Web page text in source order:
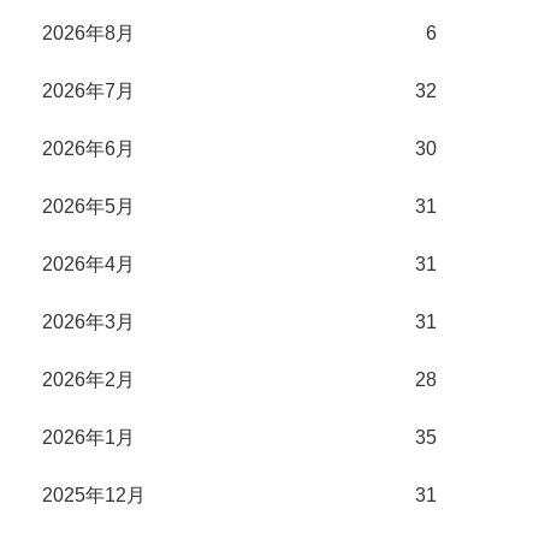
2026年8月 6
2026年7月 32
2026年6月 30
2026年5月 31
2026年4月 31
2026年3月 31
2026年2月 28
2026年1月 35
2025年12月 31